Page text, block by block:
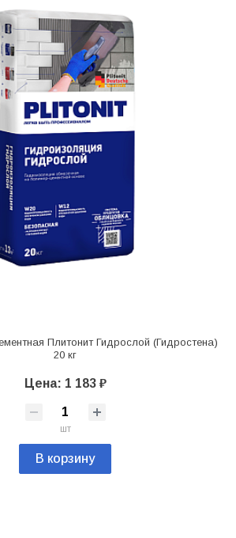
Плитонит Гидрослой (Гидростена)
20 кг
Цена: 1 183 ₽
шт
В корзину